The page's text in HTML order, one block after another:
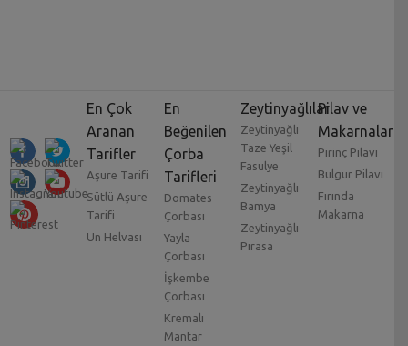
En Çok
Aranan
Tarifler
Aşure Tarifi
Sütlü Aşure
Tarifi
Un Helvası
En
Beğenilen
Çorba
Tarifleri
Domates
Çorbası
Yayla
Çorbası
İşkembe
Çorbası
Kremalı
Mantar
Zeytinyağlılar
Zeytinyağlı
Taze Yeşil
Fasulye
Zeytinyağlı
Bamya
Zeytinyağlı
Pırasa
Pilav ve
Makarnalar
Pirinç Pilavı
Bulgur Pilavı
Fırında
Makarna